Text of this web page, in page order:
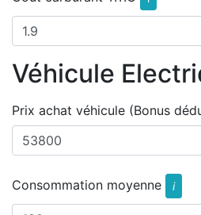
Véhicule
Prix achat véhicule (Bonus
Consommation moyenne i